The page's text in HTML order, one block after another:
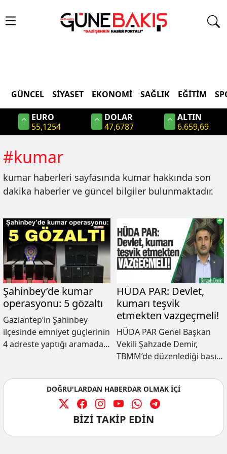
GÜNCEL SIYASET EKONOMI SAĞLIK EĞITIM
EURO
55,1254
DOLAR
47,6787
ALTIN
6.659,69
#kumar
kumar haberleri sayfasında kumar hakkında son
dakika haberler ve güncel bilgiler bulunmaktadır.
Şahinbey’de kumar
operasyonu: 5 gözaltı
Gaziantep’in Şahinbey
ilçesinde emniyet güçlerinin
4 adreste yaptığı aramada;
hard disk ele geçirilerek, 5
şüpheli şahsın yakalandığı
HÜDA PAR: Devlet,
kumarı teşvik
etmekten vazgeçmeli!
HÜDA PAR Genel Başkan
Vekili Şahzade Demir,
TBMM’de düzenlediği basın
sıfatı ne olursa olsun
'yasallık' kisvesine
büründürülerek kumarın
teşvik edilmesi kabul
DOĞRU'LARDAN HABERDAR OLMAK İÇİ
BİZİ TAKİP EDİN